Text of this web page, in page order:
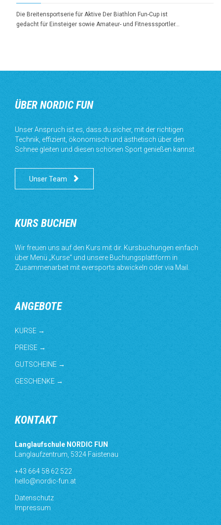
Die Breitensportserie für Aktive Der Biathlon Fun-Cup ist
gedacht für Einsteiger sowie Amateur- und Fitnesssportler…
ÜBER NORDIC FUN
Unser Anspruch ist es, dass du sicher, mit der richtigen
Technik, effizient, ökonomisch und ästhetisch über den
Schnee gleiten und diesen schönen Sport genießen kannst.
Unser Team 
KURS BUCHEN
Wir freuen uns auf den Kurs mit dir. Kursbuchungen einfach
über Menü „Kurse“ und unsere Buchungsplattform in
Zusammenarbeit mit eversports abwickeln oder via Mail.
ANGEBOTE
KURSE →
PREISE →
GUTSCHEINE →
GESCHENKE →
KONTAKT
Langlaufschule NORDIC FUN
Langlaufzentrum, 5324 Faistenau
+43 664 58 62 522
hello@nordic-fun.at
Datenschutz
Impressum